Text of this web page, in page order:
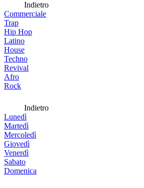
Indietro
Commerciale
Trap
Hip Hop
Latino
House
Techno
Revival
Afro
Rock
Indietro
Lunedì
Martedì
Mercoledì
Giovedì
Venerdì
Sabato
Domenica